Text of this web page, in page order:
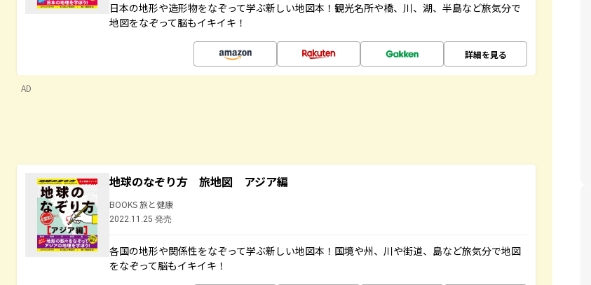
日本の地形や造形物をなぞって学ぶ新しい地図本！観光名所や橋、川、湖、半島など旅気分で
地図をなぞって脳もイキイキ！
詳細を見る
AD
地球のなぞり方 旅地図 アジア編
BOOKS 旅と健康
2022.11.25 発売
各国の地形や関係性をなぞって学ぶ新しい地図本！国境や州、川や街道、島など旅気分で地図
をなぞって脳もイキイキ！